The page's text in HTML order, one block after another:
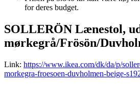
for deres budget.
SOLLERÖN Lænestol,
mørkegrå/Frösön/
Link: https://www.ikea.com/dk/da/p/
morkegra-froesoen-duvholmen-beige-